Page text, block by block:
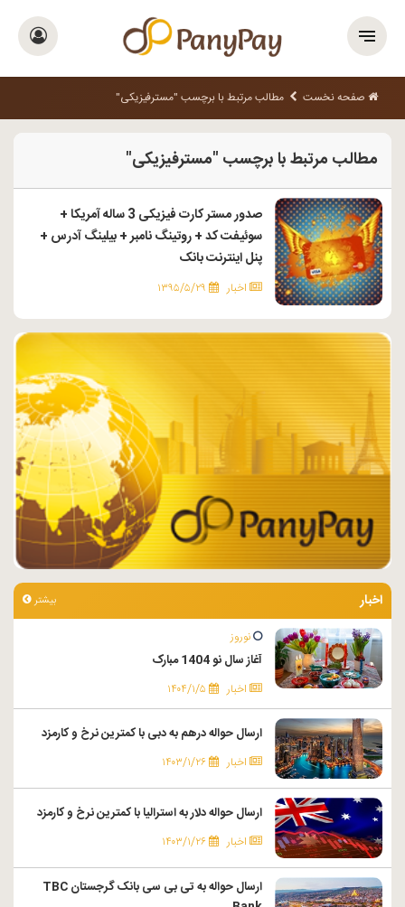
صفحه نخست مطالب مرتبط با برچسب "مسترفیزیکی"
مطالب مرتبط با برچسب "مسترفیزیکی"
صدور مستر کارت فیزیکی 3 ساله آمریکا +
سوئیفت کد + روتینگ نامبر + بیلینگ آدرس +
پنل اینترنت بانک
اخبار ۱۳۹۵/۵/۲۹
اخبار بیشتر
نوروز
آغاز سال نو 1404 مبارک
اخبار ۱۴۰۴/۱/۵
ارسال حواله درهم به دبی با کمترین نرخ و کارمزد
اخبار ۱۴۰۳/۱/۲۶
ارسال حواله دلار به استرالیا با کمترین نرخ و کارمزد
اخبار ۱۴۰۳/۱/۲۶
ارسال حواله به تی بی سی بانک گرجستان TBC